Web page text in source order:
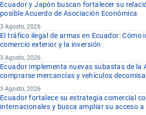
Ecuador y Japón buscan fortalecer su
posible Acuerdo de Asociación Económica
3 Agosto, 2026
El tráfico ilegal de armas en Ecuador: Cómo
comercio exterior y la inversión
3 Agosto, 2026
Ecuador implementa nuevas subastas de la
comprarse mercancías y vehículos
3 Agosto, 2026
Ecuador fortalece su estrategia comercial
internacionales y busca ampliar su acceso a